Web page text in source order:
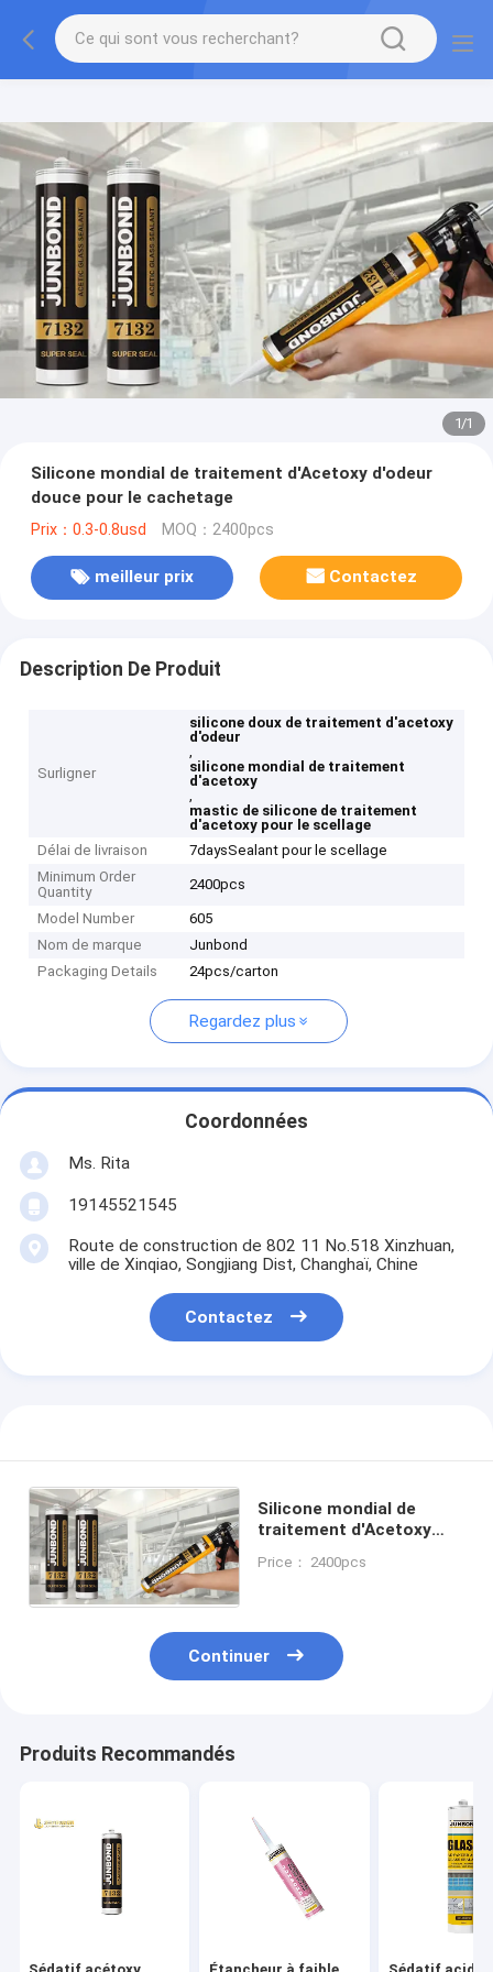
1/1
Silicone mondial de traitement d'Acetoxy d'odeur
douce pour le cachetage
Prix：0.3-0.8usd MOQ：2400pcs
meilleur prix Contactez
Description De Produit
Surligner
silicone doux de traitement d'acetoxy
d'odeur
,
silicone mondial de traitement
d'acetoxy
,
mastic de silicone de traitement
d'acetoxy pour le scellage
Délai de livraison
7daysSealant pour le scellage
Minimum Order
Quantity
2400pcs
Model Number
605
Nom de marque
Junbond
Packaging Details
24pcs/carton
Regardez plus
Coordonnées
Ms. Rita
19145521545
Route de construction de 802 11 No.518 Xinzhuan,
ville de Xinqiao, Songjiang Dist, Changhaï, Chine
Contactez
Silicone mondial de
traitement d'Acetoxy
cachetage
Price： 2400pcs
Continuer
Produits Recommandés